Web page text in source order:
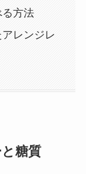
方法
レンジレ
糖質